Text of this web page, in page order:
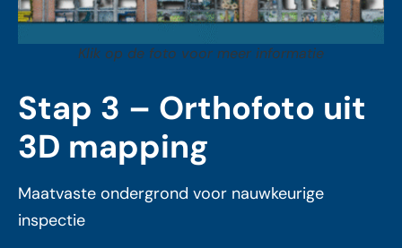
Klik op de foto voor meer informatie
Stap 3 – Orthofoto uit
3D mapping
Maatvaste ondergrond voor nauwkeurige
inspectie